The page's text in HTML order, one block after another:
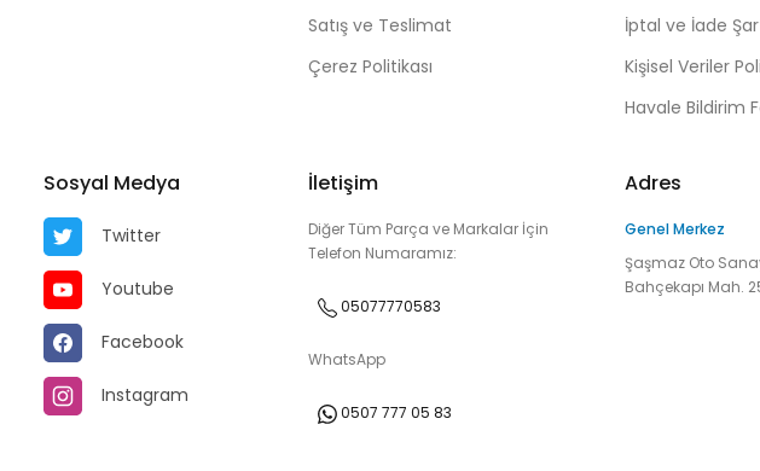
Satış ve Teslimat
Çerez Politikası
İptal ve İade
Kişisel Veriler
Havale Bildirim
Sosyal Medya
Twitter
Youtube
Facebook
Instagram
İletişim
Diğer Tüm Parça ve Markalar İçin
Telefon Numaramız:
05077770583
WhatsApp
0507 777 05 83
Adres
Genel Merkez
Şaşmaz Oto
Bahçekapı Mah.